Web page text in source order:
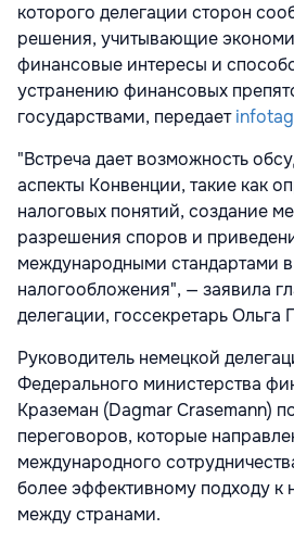
которого делегации сторон
решения, учитывающие
финансовые интересы и
устранению финансовых
государствами, передает
"Встреча дает возможность
аспекты Конвенции, такие как
налоговых понятий, создание
разрешения споров и
международными стандартами
налогообложения", — заявила
делегации, госсекретарь Ольга
Руководитель немецкой
Федерального министерства
Краземан (Dagmar Crasemann)
переговоров, которые
международного
более эффективному подходу к
между странами.